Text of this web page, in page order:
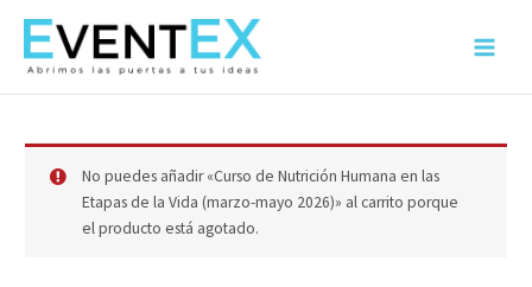
contenido
Main
No puedes añadir «Curso de Nutrición Humana en las
Etapas de la Vida (marzo-mayo 2026)» al carrito porque
el producto está agotado.